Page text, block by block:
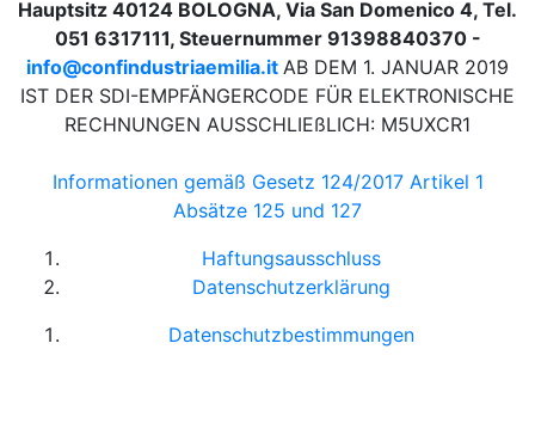
Hauptsitz 40124 BOLOGNA, Via San Domenico 4, Tel.
051 6317111, Steuernummer 91398840370 -
info@confindustriaemilia.it AB DEM 1. JANUAR 2019
IST DER SDI-EMPFÄNGERCODE FÜR ELEKTRONISCHE
RECHNUNGEN AUSSCHLIEßLICH: M5UXCR1
Informationen gemäß Gesetz 124/2017 Artikel 1
Absätze 125 und 127
Haftungsausschluss
Datenschutzerklärung
Datenschutzbestimmungen